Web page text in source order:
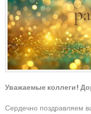
Уважаемые коллеги!
Сердечно поздравляем